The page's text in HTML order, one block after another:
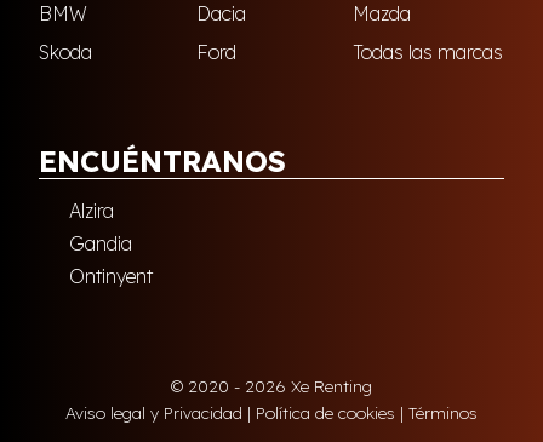
BMW
Dacia
Mazda
Skoda
Ford Todas las marcas
ENCUÉNTRANOS
Alzira
Gandia
Ontinyent
© 2020 - 2026 Xe Renting
Aviso legal y Privacidad | Política de cookies | Términos